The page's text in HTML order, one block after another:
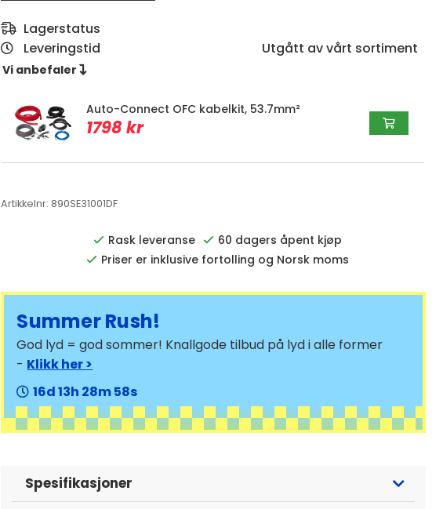
Lagerstatus
Leveringstid
Utgått av vårt sortiment
Vi anbefaler 
Auto-Connect OFC kabelkit, 53.7mm²
1798 kr
Artikkelnr:890SE31001DF
Rask leveranse
60 dagers åpent kjøp
Priser er inklusive fortolling og Norsk moms
Summer Rush!
God lyd = god sommer! Knallgode tilbud på lyd i alle former
- Klikk her >
16
13 28 57
Spesifikasjoner